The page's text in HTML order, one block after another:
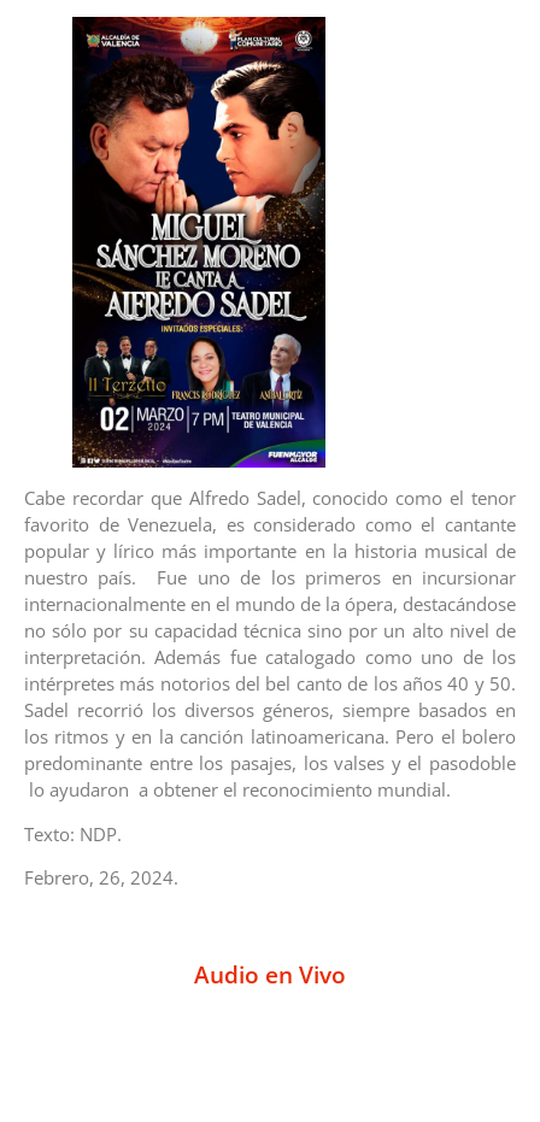
Cabe recordar que Alfredo Sadel, conocido como el tenor
favorito de Venezuela, es considerado como el cantante
popular y lírico más importante en la historia musical de
nuestro país. Fue uno de los primeros en incursionar
internacionalmente en el mundo de la ópera, destacándose
no sólo por su capacidad técnica sino por un alto nivel de
interpretación. Además fue catalogado como uno de los
intérpretes más notorios del bel canto de los años 40 y 50.
Sadel recorrió los diversos géneros, siempre basados en
los ritmos y en la canción latinoamericana. Pero el bolero
predominante entre los pasajes, los valses y el pasodoble
lo ayudaron a obtener el reconocimiento mundial.
Texto: NDP.
Febrero, 26, 2024.
Audio en Vivo